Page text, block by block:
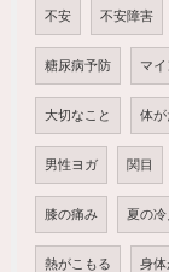
不安 不安障害
糖尿病予防 マイ
大切なこと 体が
男性ヨガ 関目
膝の痛み 夏の冷
熱がこもる 身体